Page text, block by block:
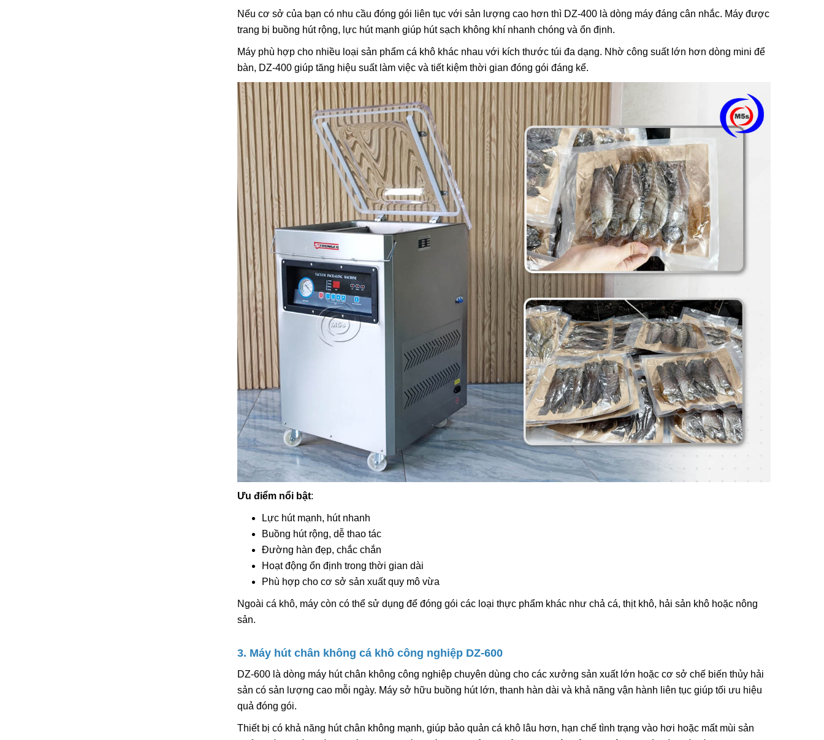
Nếu cơ sở của bạn có nhu cầu đóng gói liên tục với sản lượng cao hơn thì DZ-400 là dòng máy đáng cân nhắc. Máy được
trang bị buồng hút rộng, lực hút mạnh giúp hút sạch không khí nhanh chóng và ổn định.
Máy phù hợp cho nhiều loại sản phẩm cá khô khác nhau với kích thước túi đa dạng. Nhờ công suất lớn hơn dòng mini để
bàn, DZ-400 giúp tăng hiệu suất làm việc và tiết kiệm thời gian đóng gói đáng kể.
Ưu điểm nổi bật:
Lực hút mạnh, hút nhanh
Buồng hút rộng, dễ thao tác
Đường hàn đẹp, chắc chắn
Hoạt động ổn định trong thời gian dài
Phù hợp cho cơ sở sản xuất quy mô vừa
Ngoài cá khô, máy còn có thể sử dụng để đóng gói các loại thực phẩm khác như chả cá, thịt khô, hải sản khô hoặc nông
sản.
3. Máy hút chân không cá khô công nghiệp DZ-600
DZ-600 là dòng máy hút chân không công nghiệp chuyên dùng cho các xưởng sản xuất lớn hoặc cơ sở chế biến thủy hải
sản có sản lượng cao mỗi ngày. Máy sở hữu buồng hút lớn, thanh hàn dài và khả năng vận hành liên tục giúp tối ưu hiệu
quả đóng gói.
Thiết bị có khả năng hút chân không mạnh, giúp bảo quản cá khô lâu hơn, hạn chế tình trạng vào hơi hoặc mất mùi sản